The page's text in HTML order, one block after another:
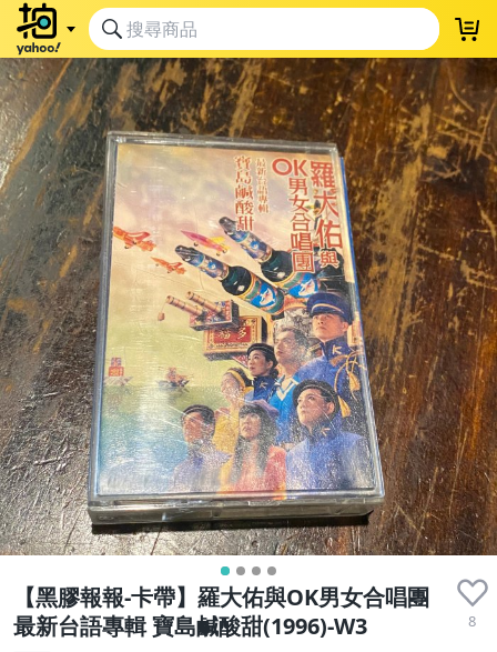
【黑膠報報-卡帶】羅大佑與OK男女合唱團
最新台語專輯 寶島鹹酸甜(1996)-W3
8